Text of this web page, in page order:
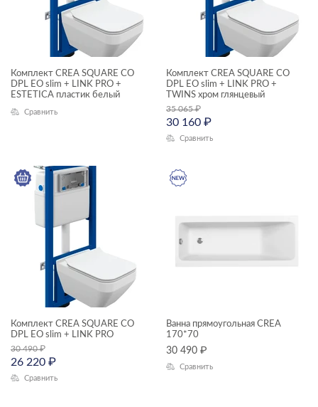
раковины и пьедесталы
смесители
унитазы, биде, писсуары
ТИП ПРОДУКТА
комплекты (готовые решения)
смесители
унитазы подвесные
Ширина, см
Комплект CREA SQUARE CO
DPL EO slim + LINK PRO +
ESTETICA пластик белый
Сравнить
Комплект CREA SQUARE CO
DPL EO slim + LINK PRO +
TWINS хром глянцевый
35 065₽
30 160 ₽
Сравнить
Комплект CREA SQUARE CO
DPL EO slim + LINK PRO
30 490₽
26 220 ₽
Сравнить
Ванна прямоугольная CREA
170*70
30 490 ₽
Сравнить